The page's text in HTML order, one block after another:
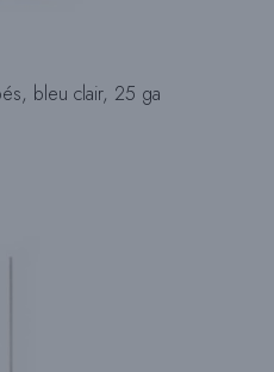
bleu clair, 25 ga